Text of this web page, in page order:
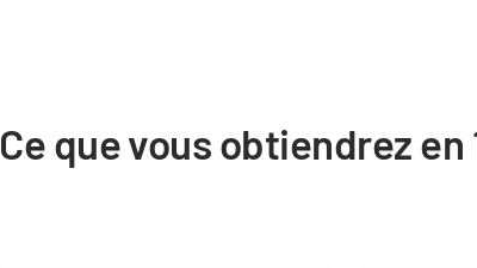
Ce que vous obtiendrez en